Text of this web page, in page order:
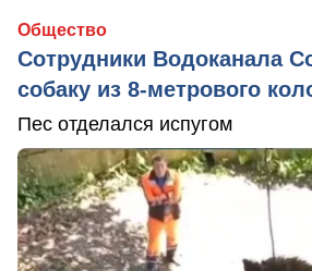
Общество
Сотрудники Водоканала
собаку из 8-метрового
Пес отделался испугом